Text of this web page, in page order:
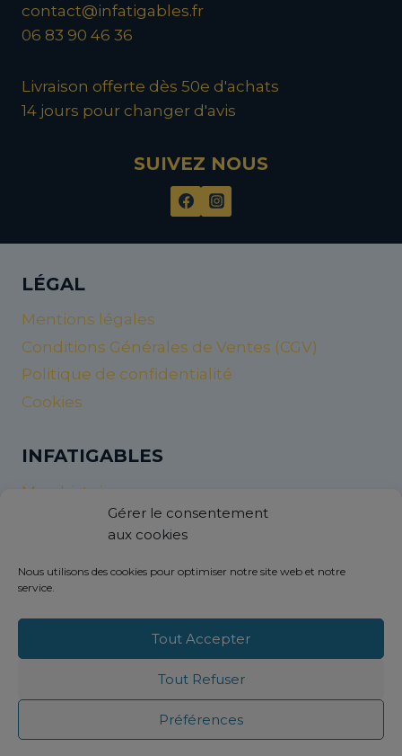
Gérer le consentement
aux cookies
Nous utilisons des cookies pour optimiser notre site web et notre
service.
Tout Accepter
Tout Refuser
Préférences
contact@infatigables.fr
06 83 90 46 36
Livraison offerte dès 50e d'achats
14 jours pour changer d'avis
SUIVEZ NOUS
LÉGAL
Mentions légales
Conditions Générales de Ventes (CGV)
Politique de confidentialité
Cookies
INFATIGABLES
Mon histoire
Nos valeurs et nos objectifs
Livraison et retour
Personnalisation vêtements de sport
Vous êtes une marque ?